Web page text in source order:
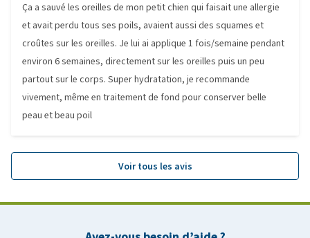
Ça a sauvé les oreilles de mon petit chien qui faisait une allergie
et avait perdu tous ses poils, avaient aussi des squames et
croûtes sur les oreilles. Je lui ai applique 1 fois/semaine pendant
environ 6 semaines, directement sur les oreilles puis un peu
partout sur le corps. Super hydratation, je recommande
vivement, même en traitement de fond pour conserver belle
peau et beau poil
Voir tous les avis